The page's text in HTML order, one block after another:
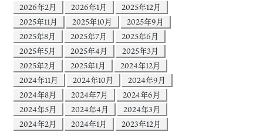
2026年2月
2026年1月
2025年12月
2025年11月
2025年10月
2025年9月
2025年8月
2025年7月
2025年6月
2025年5月
2025年4月
2025年3月
2025年2月
2025年1月
2024年12月
2024年11月
2024年10月
2024年9月
2024年8月
2024年7月
2024年6月
2024年5月
2024年4月
2024年3月
2024年2月
2024年1月
2023年12月